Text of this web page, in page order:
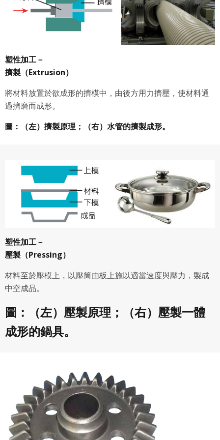
塑性加工－
擠製（Extrusion）
將材料放置於欲成形的擠模中，由後方用力擠壓，使材料通
過擠磨而成形。
圖：（左）擠製原理；（右）水管的擠製成形。
塑性加工－
壓製（Pressing）
材料至於壓模上，以壓筒由板上施以適當速度與壓力，製成
中空成品。
圖：（左）壓製原理；（右）壓製一體
成形的鍋具。